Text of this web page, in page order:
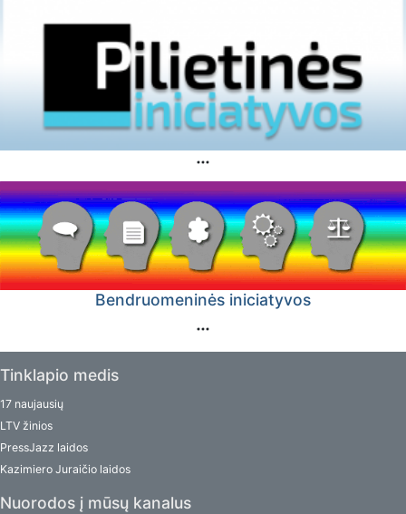
Bendruomeninės iniciatyvos
Tinklapio medis
17 naujausių
LTV žinios
PressJazz laidos
Kazimiero Juraičio laidos
Nuorodos į mūsų kanalus